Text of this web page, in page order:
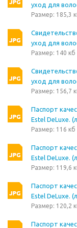
уход для
Размер: 185,3
уход для
Размер: 140 кб
уход для
Размер: 156,7
Паспорт
Estel DeLuxe.
Размер: 116 кб
Паспорт
Estel DeLuxe.
Размер: 119,6
Паспорт
Estel DeLuxe.
Размер: 120,2
Паспорт